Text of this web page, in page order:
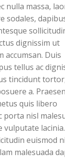
nulla massa,
sodales,
dignissim ut
accumsan. Duis
tellus ac
tincidunt
a.
quis libero
porta nisl
vulputate lacinia.
euismod
malesuada